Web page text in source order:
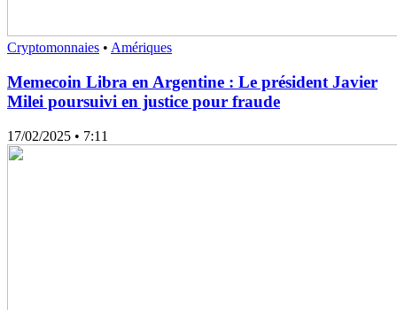
Cryptomonnaies • Amériques
Memecoin Libra en Argentine : Le président Javier
Milei poursuivi en justice pour fraude
17/02/2025 • 7:11